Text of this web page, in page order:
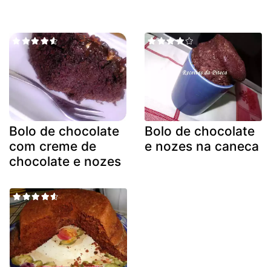
Bolo de chocolate
com creme de
chocolate e nozes
Bolo de chocolate
e nozes na caneca